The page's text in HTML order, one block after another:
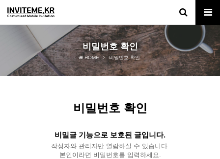
비밀번호 확인
HOME 비밀번호 확인
비밀번호 확인
비밀글 기능으로 보호된 글입니다.
작성자와 관리자만 열람하실 수 있습니다.
본인이라면 비밀번호를 입력하세요.